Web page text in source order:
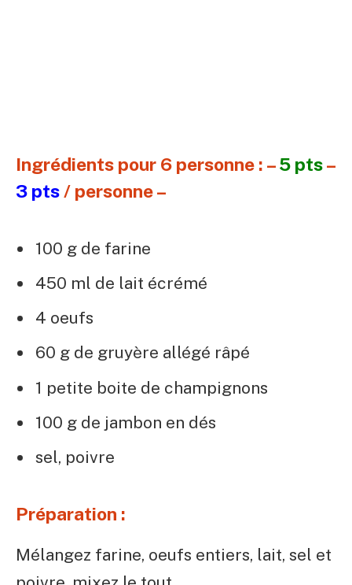
Ingrédients pour 6 personne : –5 pts–
3 pts/ personne –
100 g de farine
450 ml de lait écrémé
4 oeufs
60 g de gruyère allégé râpé
1 petite boite de champignons
100 g de jambon en dés
sel, poivre
Préparation :
Mélangez farine, oeufs entiers, lait, sel et